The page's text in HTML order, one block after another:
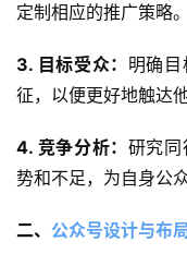
定制相应的推广策略。
3. 目标受众： 明确
征，以便更好地触达他
4. 竞争分析： 研究同
势和不足，为自身公
二、 公众号设计与布